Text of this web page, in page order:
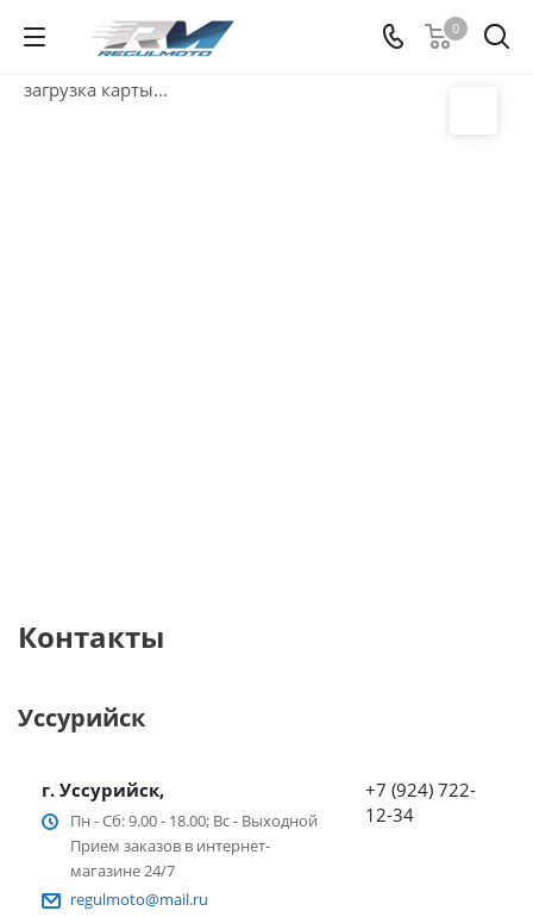
0
загрузка карты...
Контакты
Уссурийск
г. Уссурийск,
Пн - Сб: 9.00 - 18.00; Вс - Выходной
Прием заказов в интернет-
магазине 24/7
regulmoto@mail.ru
+7 (924) 722-
12-34